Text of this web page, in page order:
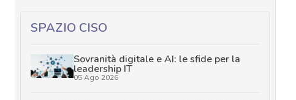
SPAZIO CISO
Sovranità digitale e AI: le sfide per la
leadership IT
05 Ago 2026